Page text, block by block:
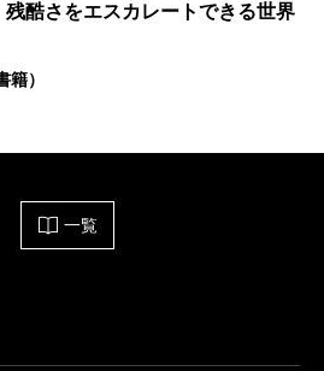
酷さをエスカレートできる世界
籍）
一覧